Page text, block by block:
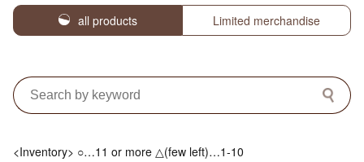
all products Limited merchandise
<Inventory> ○…11 or more △(few left)…1-10